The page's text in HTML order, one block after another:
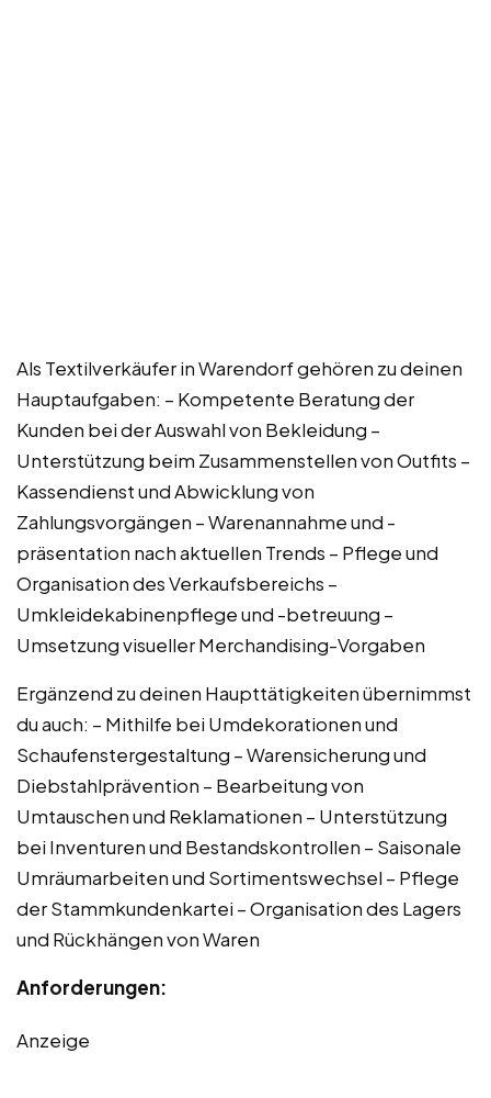
Als Textilverkäufer in Warendorf gehören zu deinen
Hauptaufgaben: – Kompetente Beratung der
Kunden bei der Auswahl von Bekleidung –
Unterstützung beim Zusammenstellen von Outfits –
Kassendienst und Abwicklung von
Zahlungsvorgängen – Warenannahme und -
präsentation nach aktuellen Trends – Pflege und
Organisation des Verkaufsbereichs –
Umkleidekabinenpflege und -betreuung –
Umsetzung visueller Merchandising-Vorgaben
Ergänzend zu deinen Haupttätigkeiten übernimmst
du auch: – Mithilfe bei Umdekorationen und
Schaufenstergestaltung – Warensicherung und
Diebstahlprävention – Bearbeitung von
Umtauschen und Reklamationen – Unterstützung
bei Inventuren und Bestandskontrollen – Saisonale
Umräumarbeiten und Sortimentswechsel – Pflege
der Stammkundenkartei – Organisation des Lagers
und Rückhängen von Waren
Anforderungen:
Anzeige